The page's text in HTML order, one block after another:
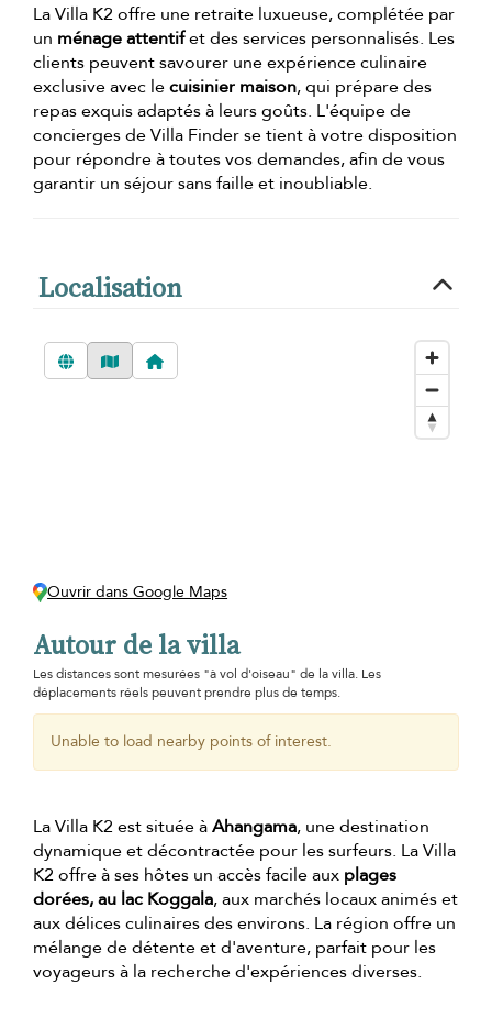
La Villa K2 offre une retraite luxueuse, complétée par
un ménage attentifet des services personnalisés. Les
clients peuvent savourer une expérience culinaire
exclusive avec lecuisinier maison, qui prépare des
repas exquis adaptés à leurs goûts. L'équipe de
concierges de Villa Finder se tient à votre disposition
pour répondre à toutes vos demandes, afin de vous
garantir un séjour sans faille et inoubliable.
Localisation
Ouvrir dans Google Maps
Autour de la villa
Les distances sont mesurées "à vol d'oiseau" de la villa. Les
déplacements réels peuvent prendre plus de temps.
Unable to load nearby points of interest.
La Villa K2 est située àAhangama, une destination
dynamique et décontractée pour les surfeurs. La Villa
K2 offre à ses hôtes un accès facile aux plages
dorées, au lac Koggala, aux marchés locaux animés et
aux délices culinaires des environs. La région offre un
mélange de détente et d'aventure, parfait pour les
voyageurs à la recherche d'expériences diverses.